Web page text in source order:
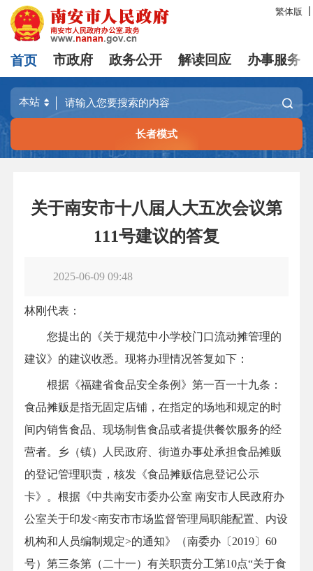
繁体版
首页 市政府 政务公开 解读回应 办事服务
长者模式
关于南安市十八届人大五次会议第
111号建议的答复
2025-06-09 09:48
林刚代表：
您提出的《关于规范中小学校门口流动摊管理的
建议》的建议收悉。现将办理情况答复如下：
根据《福建省食品安全条例》第一百一十九条：
食品摊贩是指无固定店铺，在指定的场地和规定的时
间内销售食品、现场制售食品或者提供餐饮服务的经
营者。乡（镇）人民政府、街道办事处承担食品摊贩
的登记管理职责，核发《食品摊贩信息登记公示
卡》。根据《中共南安市委办公室 南安市人民政府办
公室关于印发<南安市市场监督管理局职能配置、内设
机构和人员编制规定>的通知》（南委办〔2019〕60
号）第三条第（二十一）有关职责分工第10点“关于食